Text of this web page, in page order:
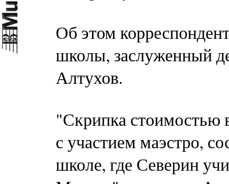
Об этом
школы, заслуженный
Алтухов.
"Скрипка стоимостью
с участием маэстро,
школе, где Северин